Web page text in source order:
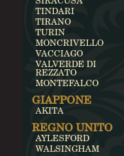
TINDARI
TIRANO
TURIN
MONCRIVELLO
VACCIAGO
VALVERDE DI
REZZATO
MONTEFALCO
GIAPPONE
AKITA
REGNO UNITO
AYLESFORD
WALSINGHAM